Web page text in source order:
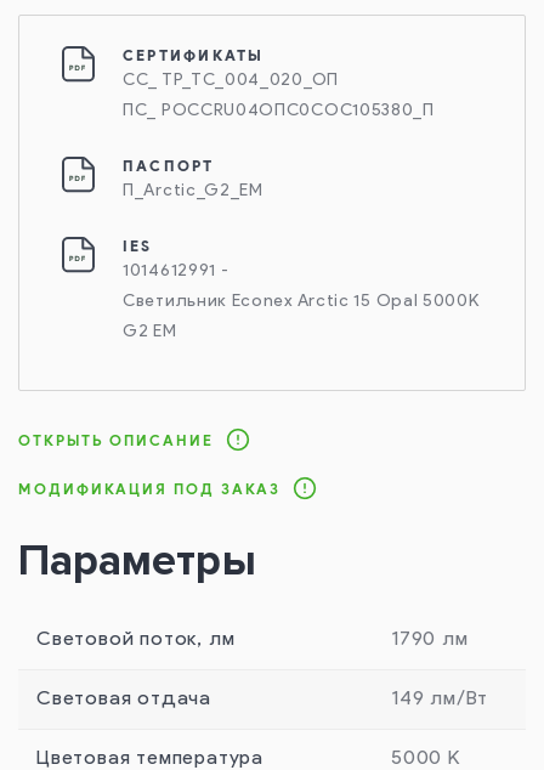
СЕРТИФИКАТЫ
СС_ ТР_ТС_004_020_ОП
ПС_ РОССRU04ОПС0СОС105380_П
ПАСПОРТ
П_Arctic_G2_EM
IES
1014612991 -
Светильник Econex Arctic 15 Opal 5000K
G2 EM
ОТКРЫТЬ ОПИСАНИЕ
МОДИФИКАЦИЯ ПОД ЗАКАЗ
Параметры
Световой поток, лм 1790 лм
Световая отдача 149 лм/Вт
Цветовая температура 5000 К